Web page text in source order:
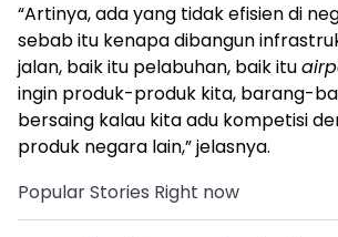
“Artinya, ada yang tidak efisien di
sebab itu kenapa dibangun
jalan, baik itu pelabuhan, baik itu
ingin produk-produk kita, barang-
bersaing kalau kita adu kompetisi
produk negara lain,” jelasnya.
Popular Stories Right now